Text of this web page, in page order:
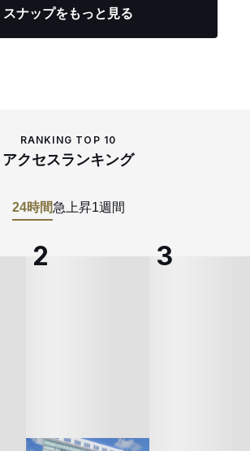
スナップをもっと見る
RANKING TOP 10
アクセスランキング
24時間急上昇1週間